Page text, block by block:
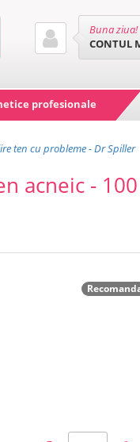
Buna ziua!
CONTUL
profesionale
ten cu probleme - Dr Spiller
acneic -